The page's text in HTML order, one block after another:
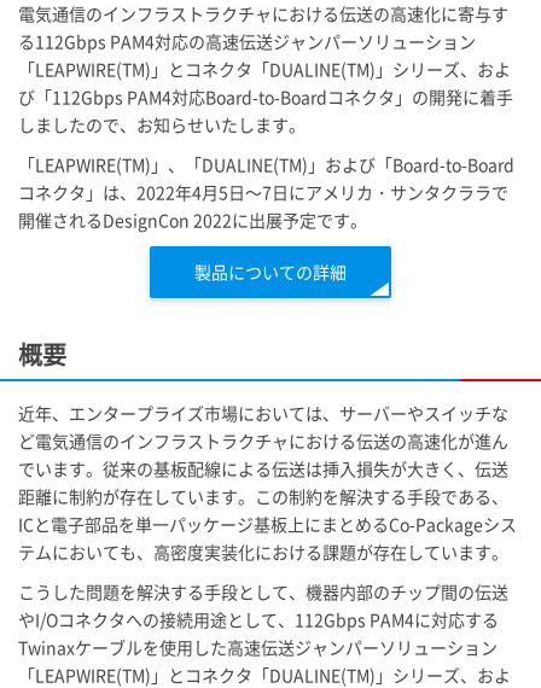
電気通信のインフラストラクチャにおける伝送の高速化に寄与す
る112Gbps PAM4対応の高速伝送ジャンパーソリューション
「LEAPWIRE(TM)」とコネクタ「DUALINE(TM)」シリーズ、およ
び「112Gbps PAM4対応Board-to-Boardコネクタ」の開発に着手
しましたので、お知らせいたします。
「LEAPWIRE(TM)」、「DUALINE(TM)」および「Board-to-Board
コネクタ」は、2022年4月5日～7日にアメリカ・サンタクララで
開催されるDesignCon 2022に出展予定です。
製品についての詳細
概要
近年、エンタープライズ市場においては、サーバーやスイッチな
ど電気通信のインフラストラクチャにおける伝送の高速化が進ん
でいます。従来の基板配線による伝送は挿入損失が大きく、伝送
距離に制約が存在しています。この制約を解決する手段である、
ICと電子部品を単一パッケージ基板上にまとめるCo-Packageシス
テムにおいても、高密度実装化における課題が存在しています。
こうした問題を解決する手段として、機器内部のチップ間の伝送
やI/Oコネクタへの接続用途として、112Gbps PAM4に対応する
Twinaxケーブルを使用した高速伝送ジャンパーソリューション
「LEAPWIRE(TM)」とコネクタ「DUALINE(TM)」シリーズ、およ